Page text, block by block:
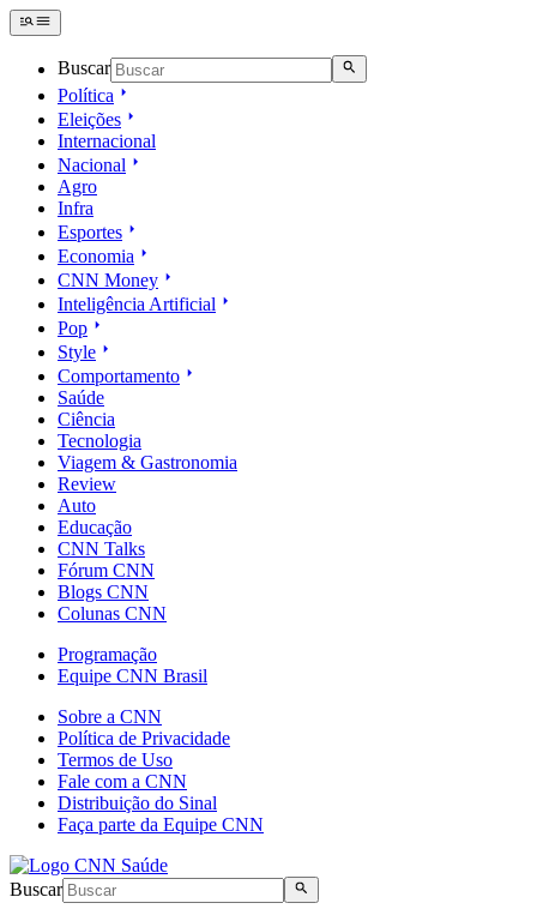
Buscar
Política
Eleições
Internacional
Nacional
Agro
Infra
Esportes
Economia
CNN Money
Inteligência Artificial
Pop
Style
Comportamento
Saúde
Ciência
Tecnologia
Viagem & Gastronomia
Review
Auto
Educação
CNN Talks
Fórum CNN
Blogs CNN
Colunas CNN
Programação
Equipe CNN Brasil
Sobre a CNN
Política de Privacidade
Termos de Uso
Fale com a CNN
Distribuição do Sinal
Faça parte da Equipe CNN
Buscar